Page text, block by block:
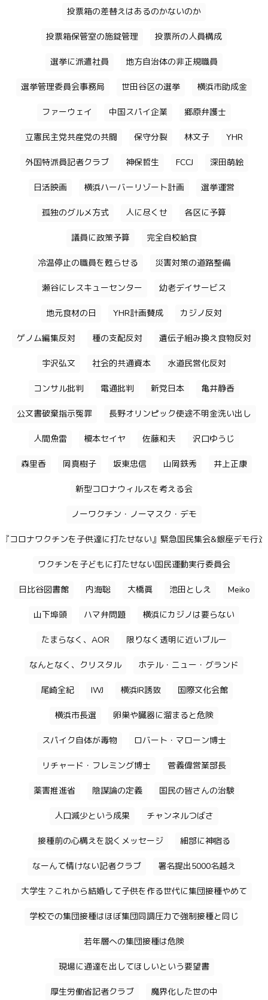
投票箱の差替えはあるのかないのか
投票箱保管室の施錠管理 投票所の人員構成
選挙に派遣社員 地方自治体の非正規職員
選挙管理委員会事務局 世田谷区の選挙 横浜市助成金
ファーウェイ 中国スパイ企業 郷原弁護士
立憲民主党共産党の共闘 保守分裂 林文子 YHR
外国特派員記者クラブ 神保哲生 FCCJ 深田萌絵
日活映画 横浜ハーバーリゾート計画 選挙運営
孤独のグルメ方式 人に尽くせ 各区に予算
議員に政策予算 完全自校給食
冷温停止の職員を甦らせる 災害対策の道路整備
瀬谷にレスキューセンター 幼老デイサービス
地元食材の日 YHR計画賛成 カジノ反対
ゲノム編集反対 種の支配反対 遺伝子組み換え食物反対
宇沢弘文 社会的共通資本 水道民営化反対
コンサル批判 電通批判 新党日本 亀井静香
公文書破棄指示冤罪 長野オリンピック使途不明金洗い出し
人間魚雷 榎本セイヤ 佐藤和夫 沢口ゆうじ
森里香 岡真樹子 坂東忠信 山岡鉄秀 井上正康
新型コロナウィルスを考える会
ノーワクチン・ノーマスク・デモ
『コロナワクチンを子供達に打たせない』緊急国民集会&銀座デモ行進
ワクチンを子どもに打たせない国民運動実行委員会
日比谷図書館 内海聡 大橋眞 池田としえ Meiko
山下埠頭 ハマ弁問題 横浜にカジノは要らない
たまらなく、AOR 限りなく透明に近いブルー
なんとなく、クリスタル ホテル・ニュー・グランド
尾崎全紀 IWJ 横浜IR誘致 国際文化会館
横浜市長選 卵巣や臓器に溜まると危険
スパイク自体が毒物 ロバート・マローン博士
リチャード・フレミング博士 菅義偉営業部長
薬害推進省 陰謀論の定義 国民の皆さんの治験
人口減少という成果 チャンネルつばさ
接種前の心構えを説くメッセージ 細部に神宿る
なーんて情けない記者クラブ 署名提出5000名越え
大学生？これから結婚して子供を作る世代に集団接種やめて
学校での集団接種はほぼ集団同調圧力で強制接種と同じ
若年層への集団接種は危険
現場に通達を出してほしいという要望書
厚生労働省記者クラブ 魔界化した世の中